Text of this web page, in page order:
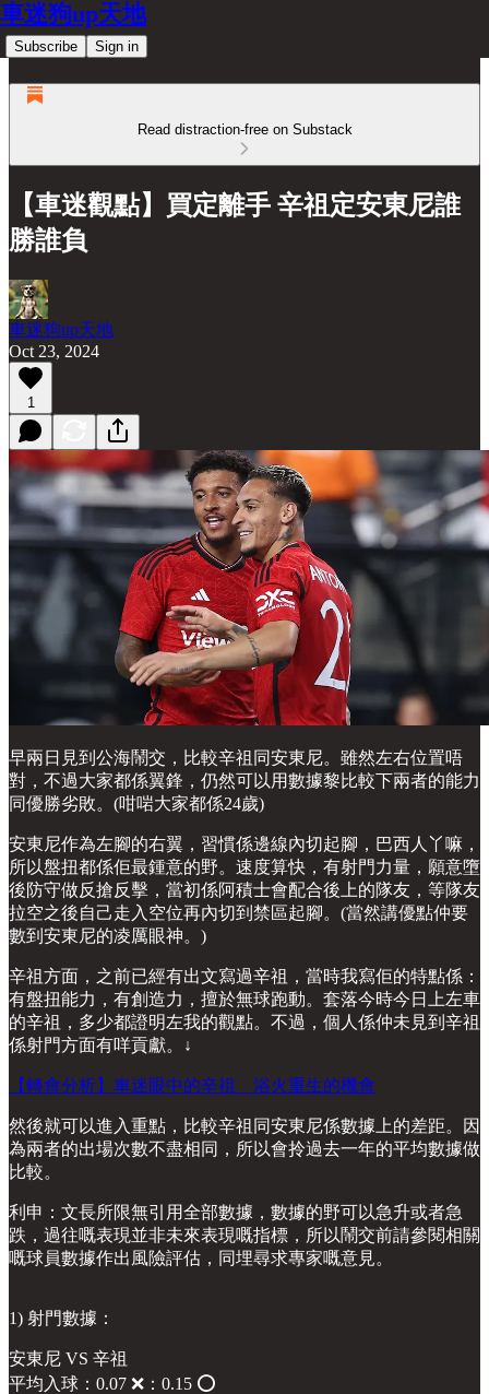
車迷狗up天地
Subscribe Sign in
Read distraction-free on Substack
【車迷觀點】買定離手 辛祖定安東尼誰
勝誰負
車迷狗up天地
Oct 23, 2024
1
早兩日見到公海鬧交，比較辛祖同安東尼。雖然左右位置唔
對，不過大家都係翼鋒，仍然可以用數據黎比較下兩者的能力
同優勝劣敗。(咁啱大家都係24歲)
安東尼作為左腳的右翼，習慣係邊線內切起腳，巴西人丫嘛，
所以盤扭都係佢最鍾意的野。速度算快，有射門力量，願意墮
後防守做反搶反擊，當初係阿積士會配合後上的隊友，等隊友
拉空之後自己走入空位再內切到禁區起腳。(當然講優點仲要
數到安東尼的凌厲眼神。)
辛祖方面，之前已經有出文寫過辛祖，當時我寫佢的特點係：
有盤扭能力，有創造力，擅於無球跑動。套落今時今日上左車
的辛祖，多少都證明左我的觀點。不過，個人係仲未見到辛祖
係射門方面有咩貢獻。↓
【轉會分析】車迷眼中的辛祖 浴火重生的機會
然後就可以進入重點，比較辛祖同安東尼係數據上的差距。因
為兩者的出場次數不盡相同，所以會拎過去一年的平均數據做
比較。
利申：文長所限無引用全部數據，數據的野可以急升或者急
跌，過往嘅表現並非未來表現嘅指標，所以鬧交前請參閱相關
嘅球員數據作出風險評估，同埋尋求專家嘅意見。
1) 射門數據：
安東尼 VS 辛祖
平均入球：0.07 ❌：0.15 ⭕️